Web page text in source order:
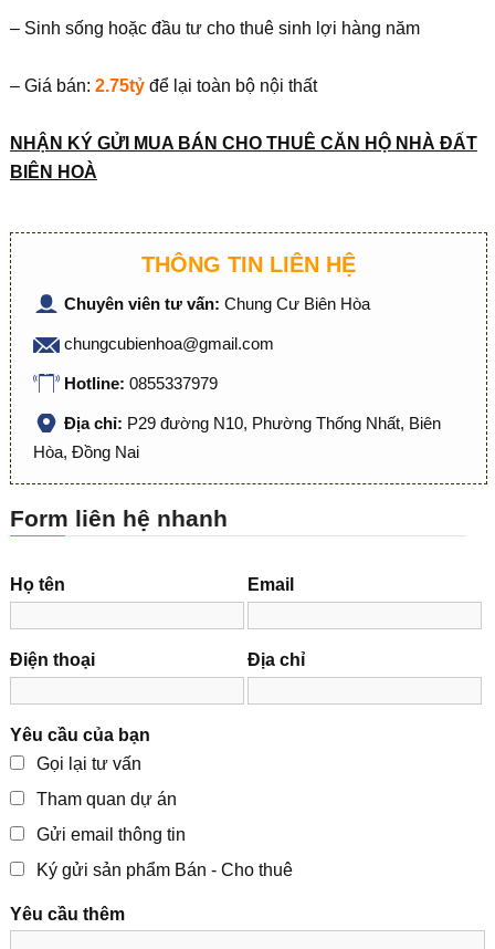
– Sinh sống hoặc đầu tư cho thuê sinh lợi hàng năm
– Giá bán: 2.75tỷđể lại toàn bộ nội thất
NHẬ N KÝ GỬI MUA BÁN CHO THUÊ CĂ N HỘNHÀ ĐẤT
BIÊN HOÀ
THÔNG TIN LIÊN HỆ
Chuyên viên tư vấn: Chung Cư Biên Hòa
chungcubienhoa@gmail.com
Hotline: 0855337979
Địa chỉ: P29 đường N10, Phường Thống Nhất, Biên
Hòa, Đồng Nai
Form liên hệ nhanh
Họ tên Email
Điện thoại Địa chỉ
Yêu cầu của bạn
Gọi lại tư vấn
Tham quan dự án
Gửi email thông tin
Ký gửi sản phẩm Bán - Cho thuê
Yêu cầu thêm